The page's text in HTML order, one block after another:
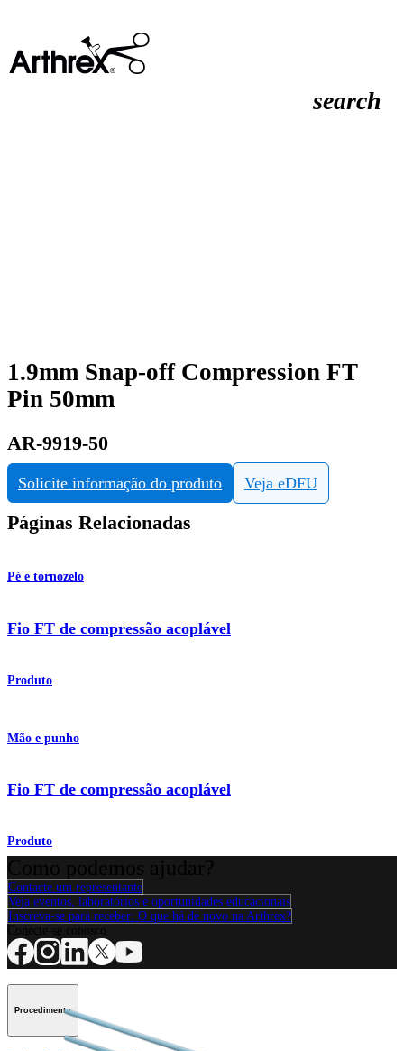
search
1.9mm Snap-off Compression FT
Pin 50mm
AR-9919-50
Solicite informação do produto Veja eDFU
Páginas Relacionadas
Pé e tornozelo
Fio FT de compressão acoplável
Produto
Mão e punho
Fio FT de compressão acoplável
Produto
Contacte um representante
Veja eventos, laboratórios e oportunidades educacionais
Inscreva-se para receber: O que há de novo na Arthrex?
Procedimento